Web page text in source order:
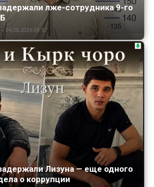
лже-сотрудника 9-го
- 04.08.2026 09:57
Лизуна — еще одного
о коррупции